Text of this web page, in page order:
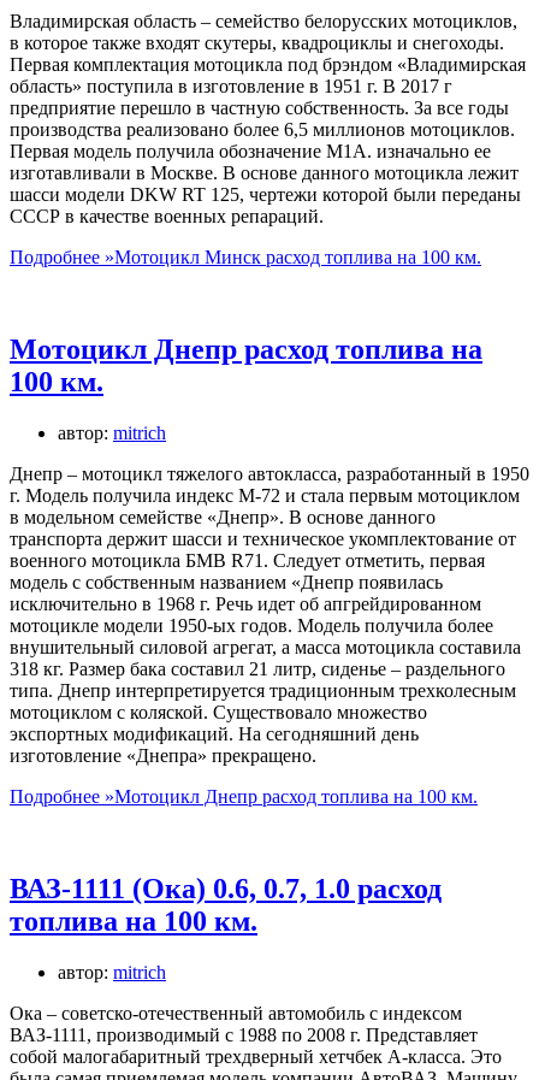
Владимирская область – семейство белорусских мотоциклов,
в которое также входят скутеры, квадроциклы и снегоходы.
Первая комплектация мотоцикла под брэндом «Владимирская
область» поступила в изготовление в 1951 г. В 2017 г
предприятие перешло в частную собственность. За все годы
производства реализовано более 6,5 миллионов мотоциклов.
Первая модель получила обозначение М1А. изначально ее
изготавливали в Москве. В основе данного мотоцикла лежит
шасси модели DKW RT 125, чертежи которой были переданы
СССР в качестве военных репараций.
Подробнее »Мотоцикл Минск расход топлива на 100 км.
Мотоцикл Днепр расход топлива на
100 км.
автор: mitrich
Днепр – мотоцикл тяжелого автокласса, разработанный в 1950
г. Модель получила индекс М-72 и стала первым мотоциклом
в модельном семействе «Днепр». В основе данного
транспорта держит шасси и техническое укомплектование от
военного мотоцикла БМВ R71. Следует отметить, первая
модель с собственным названием «Днепр появилась
исключительно в 1968 г. Речь идет об апгрейдированном
мотоцикле модели 1950-ых годов. Модель получила более
внушительный силовой агрегат, а масса мотоцикла составила
318 кг. Размер бака составил 21 литр, сиденье – раздельного
типа. Днепр интерпретируется традиционным трехколесным
мотоциклом с коляской. Существовало множество
экспортных модификаций. На сегодняшний день
изготовление «Днепра» прекращено.
Подробнее »Мотоцикл Днепр расход топлива на 100 км.
ВАЗ-1111 (Ока) 0.6, 0.7, 1.0 расход
топлива на 100 км.
автор: mitrich
Ока – советско-отечественный автомобиль с индексом
ВАЗ-1111, производимый с 1988 по 2008 г. Представляет
собой малогабаритный трехдверный хетчбек А-класса. Это